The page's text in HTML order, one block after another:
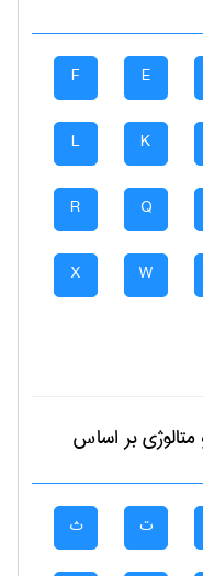
E
F
K
L
Q
R
W
X
بر اساس
ت ث